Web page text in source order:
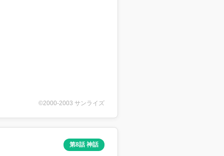
©2000-2003 サンライズ
第8話 神話